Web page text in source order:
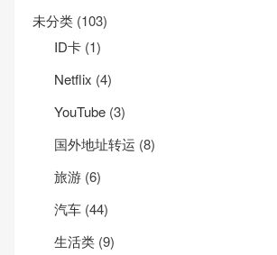
未分类 (103)
ID卡 (1)
Net­flix (4)
YouTube (3)
国外地址转运 (8)
旅游 (6)
汽车 (44)
生活类 (9)